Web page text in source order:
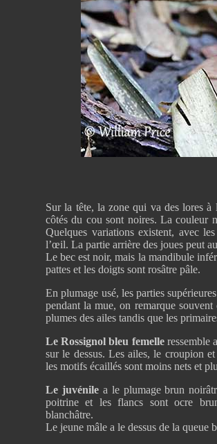
Sur la tête, la zone qui va des lores à
côtés du cou sont noires. La couleur
Quelques variations existent, avec
l’œil. La partie arrière des joues peut
Le bec est noir, mais la mandibule
pattes et les doigts sont rosâtre pâle.
En plumage usé, les parties
pendant la mue, on remarque souvent
plumes des ailes tandis que les
Le Rossignol bleu femelleressemble
sur le dessus. Les ailes, le croupion
les motifs écaillés sont moins nets et
Le juvénilea le plumage brun
poitrine et les flancs sont ocre
blanchâtre.
Le jeune mâle a le dessus de la